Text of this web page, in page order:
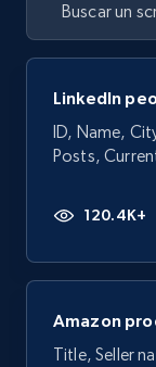
LinkedIn
ID, Name,
Posts,
120.4K+
Amazon
Title, Seller